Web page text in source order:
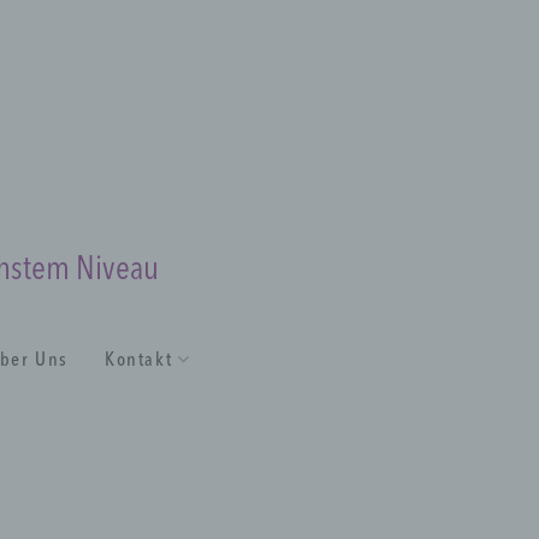
Niveau
Uns Kontakt